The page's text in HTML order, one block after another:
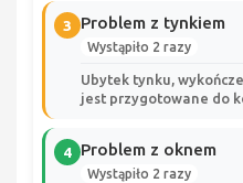
3 Problem z tynkiem
Wystąpiło 2 razy
Ubytek tynku,
jest przygotowane do
4 Problem z oknem
Wystąpiło 2 razy